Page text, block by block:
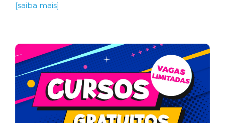
[saiba mais]